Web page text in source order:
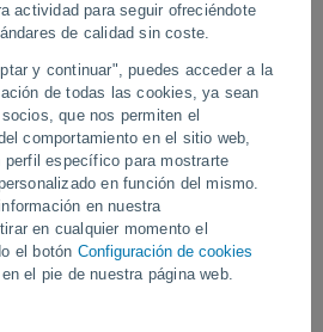
actividad para seguir ofreciéndote
de calidad sin coste.
y continuar", puedes acceder a la
de todas las cookies, ya sean
que nos permiten el
comportamiento en el sitio web,
específico para mostrarte
en función del mismo.
en nuestra
en cualquier momento el
el botón Configuración de cookies
el pie de nuestra página web.
nube iridiscente
de Pontianak,
raro y requiere condiciones
para formarse. Sus vivos colores se
la luz, creando un efecto similar al de